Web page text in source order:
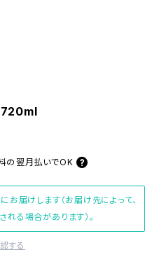
の 翌月払いでOK
届けします（お届け先によって、
る場合があります）。
する